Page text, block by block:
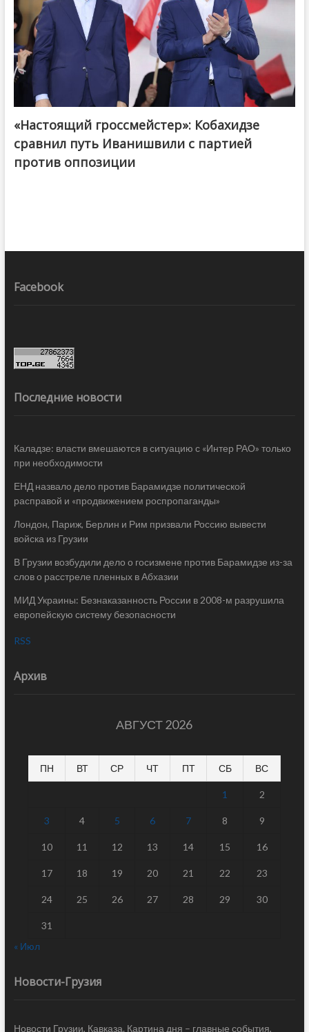
@ქართული ოცნება / Georgian Dream
«Настоящий гроссмейстер»: Кобахидзе
сравнил путь Иванишвили с партией
против оппозиции
Facebook
Последние новости
Каладзе: власти вмешаются в ситуацию с «Интер РАО» только
при необходимости
ЕНД назвало дело против Барамидзе политической
расправой и «продвижением роспропаганды»
Лондон, Париж, Берлин и Рим призвали Россию вывести
войска из Грузии
В Грузии возбудили дело о госизмене против Барамидзе из-за
слов о расстреле пленных в Абхазии
МИД Украины: Безнаказанность России в 2008-м разрушила
европейскую систему безопасности
RSS
Архив
АВГУСТ 2026
ПН ВТ СР ЧТ ПТ СБ ВС
1 2
3 4 5 6 7 8 9
10 11 12 13 14 15 16
17 18 19 20 21 22 23
24 25 26 27 28 29 30
31
« Июл
Новости-Грузия
Новости Грузии, Кавказа. Картина дня – главные события,